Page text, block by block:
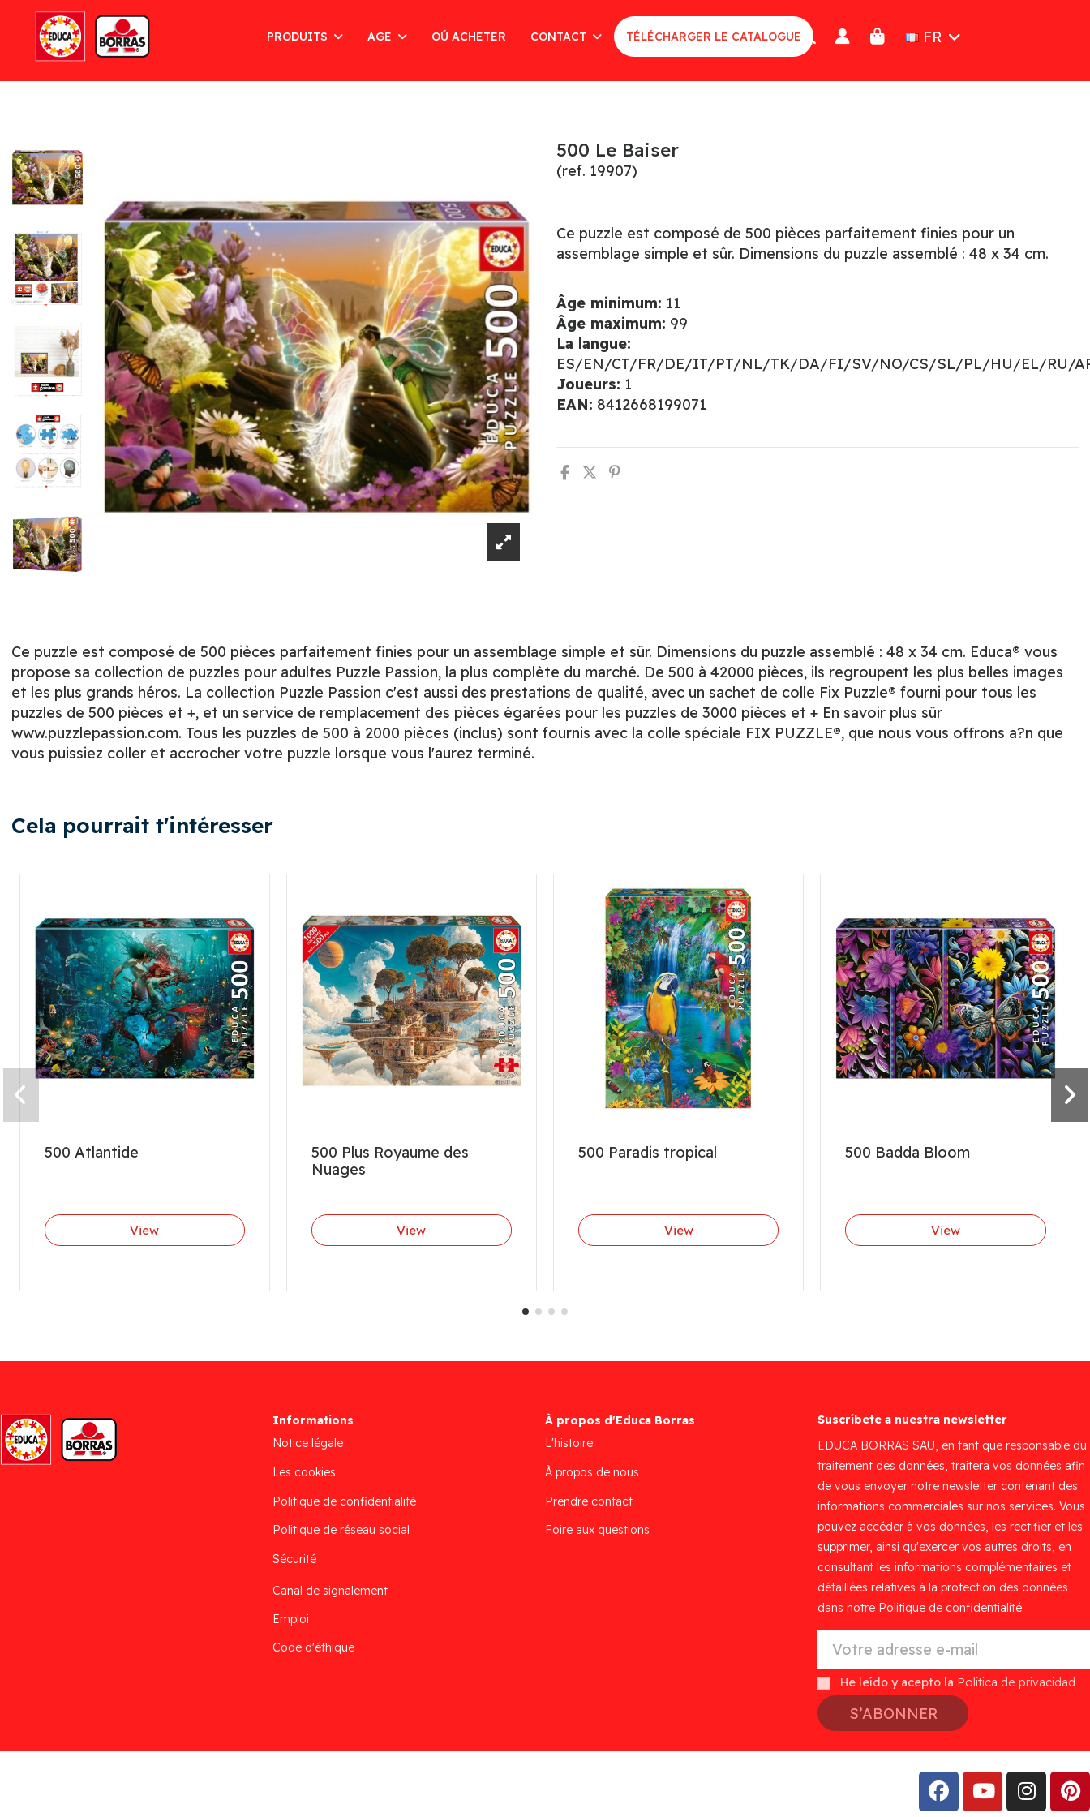
PRODUITS AGE OÚ ACHETER CONTACT TÉLÉCHARGER LE CATALOGUE FR
500 Le Baiser
(ref. 19907)
Ce puzzle est composé de 500 pièces parfaitement finies pour un
assemblage simple et sûr. Dimensions du puzzle assemblé : 48 x 34 cm.
Âge minimum: 11
Âge maximum: 99
La langue:
ES/EN/CT/FR/DE/IT/PT/NL/TK/DA/FI/SV/NO/CS/SL/PL/HU/EL/RU/
Joueurs: 1
EAN: 8412668199071
Ce puzzle est composé de 500 pièces parfaitement finies pour un assemblage simple et sûr. Dimensions du puzzle assemblé : 48 x 34 cm. Educa® vous
propose sa collection de puzzles pour adultes Puzzle Passion, la plus complète du marché. De 500 à 42000 pièces, ils regroupent les plus belles images
et les plus grands héros. La collection Puzzle Passion c'est aussi des prestations de qualité, avec un sachet de colle Fix Puzzle® fourni pour tous les
puzzles de 500 pièces et +, et un service de remplacement des pièces égarées pour les puzzles de 3000 pièces et + En savoir plus sûr
www.puzzlepassion.com. Tous les puzzles de 500 à 2000 pièces (inclus) sont fournis avec la colle spéciale FIX PUZZLE®, que nous vous offrons a?n que
vous puissiez coller et accrocher votre puzzle lorsque vous l'aurez terminé.
Cela pourrait t'intéresser
500 Atlantide
View
500 Plus Royaume des
Nuages
View
500 Paradis tropical
View
500 Badda Bloom
View
Informations
Notice légale
Les cookies
Politique de confidentialité
Politique de réseau social
Sécurité
Canal de signalement
Emploi
Code d'éthique
À propos d'Educa Borras
L'histoire
À propos de nous
Prendre contact
Foire aux questions
Suscríbete a nuestra newsletter
EDUCA BORRAS SAU, en tant que responsable du
traitement des données, traitera vos données afin
de vous envoyer notre newsletter contenant des
informations commerciales sur nos services. Vous
pouvez accéder à vos données, les rectifier et les
supprimer, ainsi qu'exercer vos autres droits, en
consultant les informations complémentaires et
détaillées relatives à la protection des données
dans notre Politique de confidentialité.
He leído y acepto la Política de privacidad
S’ABONNER